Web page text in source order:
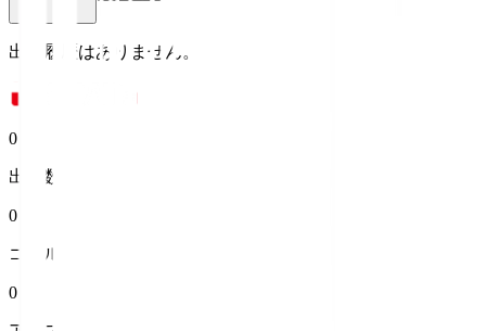
出場履歴はありません。
0
出場数
0
ゴール
0